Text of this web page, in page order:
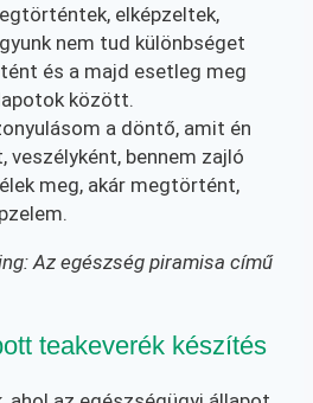
elképzeltek,
nem tud különbséget
és a majd esetleg meg
között.
a döntő, amit én
veszélyként, bennem zajló
meg, akár megtörtént,
Az egészség piramisa című
teakeverék készítés